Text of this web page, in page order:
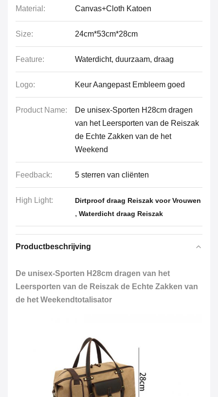
Material: Canvas+Cloth Katoen
Size: 24cm*53cm*28cm
Feature: Waterdicht, duurzaam, draag
Logo: Keur Aangepast Embleem goed
Product Name:
De unisex-Sporten H28cm dragen
van het Leersporten van de Reiszak
de Echte Zakken van de het
Weekend
Feedback: 5 sterren van cliënten
High Light: Dirtproof draag Reiszak voor Vrouwen
, Waterdicht draag Reiszak
Productbeschrijving
De unisex-Sporten H28cm dragen van het
Leersporten van de Reiszak de Echte Zakken van
de het Weekendtotalisator